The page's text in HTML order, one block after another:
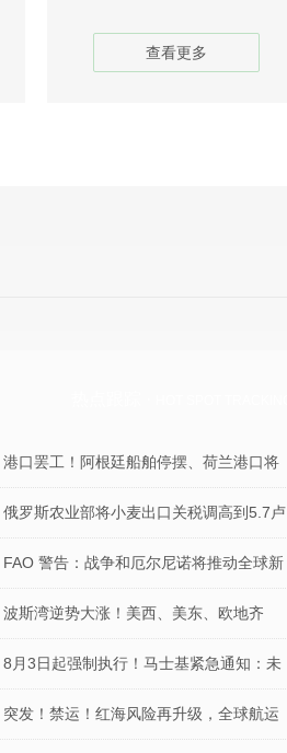
查看更多
港口罢工！阿根廷船舶停摆、荷兰港口将
限时停工，货代需警惕欧洲南美运输延误
俄罗斯农业部将小麦出口关税调高到5.7卢
布/吨，玉米关税下调
FAO 警告：战争和厄尔尼诺将推动全球新
一轮食品价格飙升
波斯湾逆势大涨！美西、美东、欧地齐
跌，运价连续三周回落
8月3日起强制执行！马士基紧急通知：未
取得该编码，货物或无法装船
突发！禁运！红海风险再升级，全球航运